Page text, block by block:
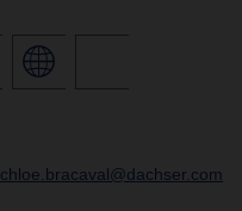
chloe.bracaval@dachser.com